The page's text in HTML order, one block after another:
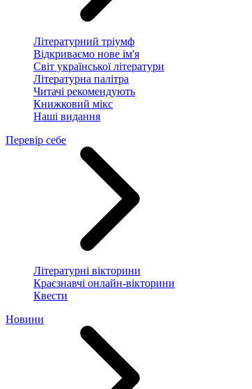
Літературний тріумф
Відкриваємо нове ім'я
Світ української літератури
Літературна палітра
Читачі рекомендують
Книжковий мікс
Наші видання
Перевір себе
Літературні вікторини
Краєзнавчі онлайн-вікторини
Квести
Новини